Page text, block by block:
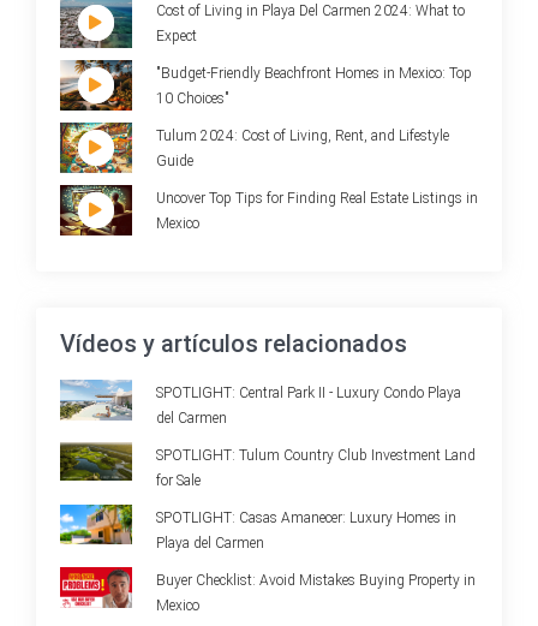
Cost of Living in Playa Del Carmen 2024: What to
Expect
"Budget-Friendly Beachfront Homes in Mexico: Top
10 Choices"
Tulum 2024: Cost of Living, Rent, and Lifestyle
Guide
Uncover Top Tips for Finding Real Estate Listings in
Mexico
Vídeos y artículos relacionados
SPOTLIGHT: Central Park II - Luxury Condo Playa
del Carmen
SPOTLIGHT: Tulum Country Club Investment Land
for Sale
SPOTLIGHT: Casas Amanecer: Luxury Homes in
Playa del Carmen
Buyer Checklist: Avoid Mistakes Buying Property in
Mexico